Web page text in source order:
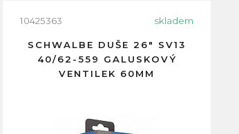
10425363 skladem
SCHWALBE DUŠE 26" SV13
40/62-559 GALUSKOVÝ
VENTILEK 60MM